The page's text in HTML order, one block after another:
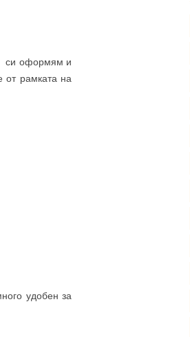
си оформям и
от рамката на
удобен за